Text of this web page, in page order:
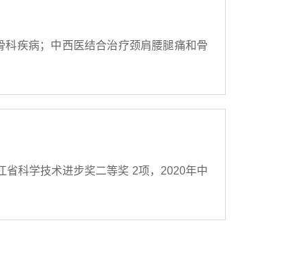
疾病；中西医结合治疗颈肩腰腿痛和骨
科学技术进步奖二等奖 2项，2020年中